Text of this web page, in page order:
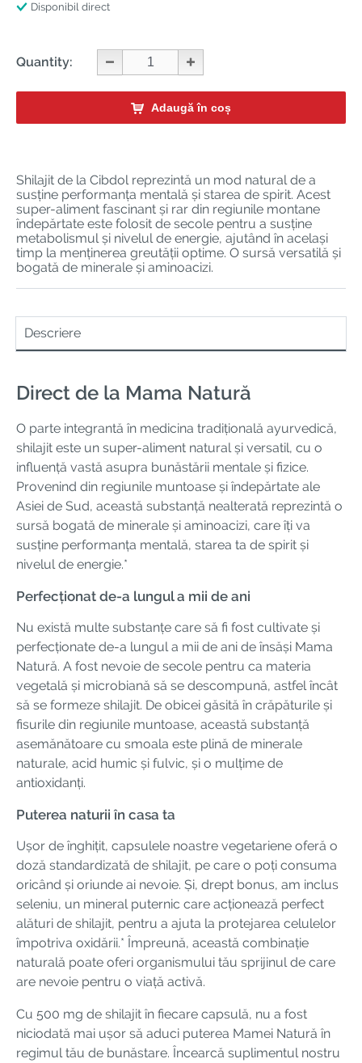
Disponibil direct
Quantity:
Adaugă în coș
Shilajit de la Cibdol reprezintă un mod natural de a
susține performanța mentală și starea de spirit. Acest
super-aliment fascinant și rar din regiunile montane
îndepărtate este folosit de secole pentru a susține
metabolismul și nivelul de energie, ajutând în același
timp la menținerea greutății optime. O sursă versatilă și
bogată de minerale și aminoacizi.
Descriere
Direct de la Mama Natură
O parte integrantă în medicina tradițională ayurvedică,
shilajit este un super-aliment natural și versatil, cu o
influență vastă asupra bunăstării mentale și fizice.
Provenind din regiunile muntoase și îndepărtate ale
Asiei de Sud, această substanță nealterată reprezintă o
sursă bogată de minerale și aminoacizi, care îți va
susține performanța mentală, starea ta de spirit și
nivelul de energie.*
Perfecționat de-a lungul a mii de ani
Nu există multe substanțe care să fi fost cultivate și
perfecționate de-a lungul a mii de ani de însăși Mama
Natură. A fost nevoie de secole pentru ca materia
vegetală și microbiană să se descompună, astfel încât
să se formeze shilajit. De obicei găsită în crăpăturile și
fisurile din regiunile muntoase, această substanță
asemănătoare cu smoala este plină de minerale
naturale, acid humic și fulvic, și o mulțime de
antioxidanți.
Puterea naturii în casa ta
Ușor de înghițit, capsulele noastre vegetariene oferă o
doză standardizată de shilajit, pe care o poți consuma
oricând și oriunde ai nevoie. Și, drept bonus, am inclus
seleniu, un mineral puternic care acționează perfect
alături de shilajit, pentru a ajuta la protejarea celulelor
împotriva oxidării.* Împreună, această combinație
naturală poate oferi organismului tău sprijinul de care
are nevoie pentru o viață activă.
Cu 500 mg de shilajit în fiecare capsulă, nu a fost
niciodată mai ușor să aduci puterea Mamei Natură în
regimul tău de bunăstare. Încearcă suplimentul nostru